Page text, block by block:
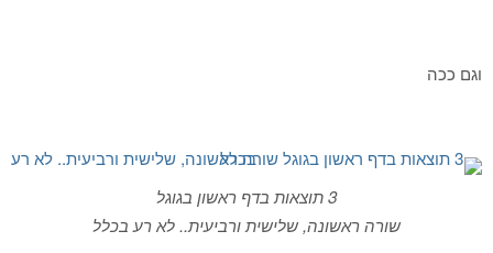
וגם ככה
3 תוצאות בדף ראשון בגוגל
שורה ראשונה, שלישית ורביעית.. לא רע בכלל